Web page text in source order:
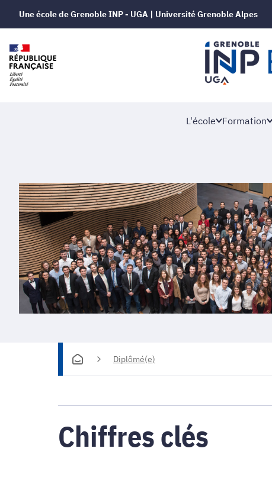
Une école de Grenoble INP - UGA | Université Grenoble Alpes
L'école Formation
Diplômé(e)
Chiffres clés